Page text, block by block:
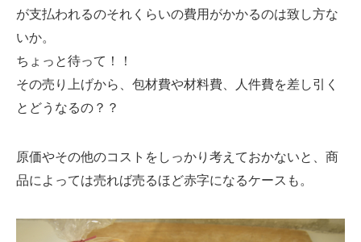
が支払われるのそれくらいの費用がかかるのは致し方な
いか。
ちょっと待って！！
その売り上げから、包材費や材料費、人件費を差し引く
とどうなるの？？
原価やその他のコストをしっかり考えておかないと、商
品によっては売れば売るほど赤字になるケースも。